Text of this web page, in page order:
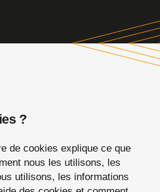
?
de cookies explique ce que
nous les utilisons, les
utilisons, les informations